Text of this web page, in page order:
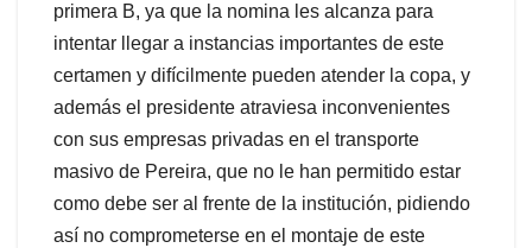
primera B, ya que la nomina les alcanza para
intentar llegar a instancias importantes de este
certamen y difícilmente pueden atender la copa, y
además el presidente atraviesa inconvenientes
con sus empresas privadas en el transporte
masivo de Pereira, que no le han permitido estar
como debe ser al frente de la institución, pidiendo
así no comprometerse en el montaje de este